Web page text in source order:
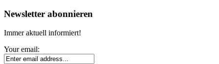
Newsletter abonnieren
Immer aktuell informiert!
Your email: